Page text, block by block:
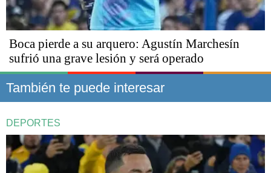
Boca pierde a su arquero: Agustín Marchesín
sufrió una grave lesión y será operado
También te puede interesar
DEPORTES